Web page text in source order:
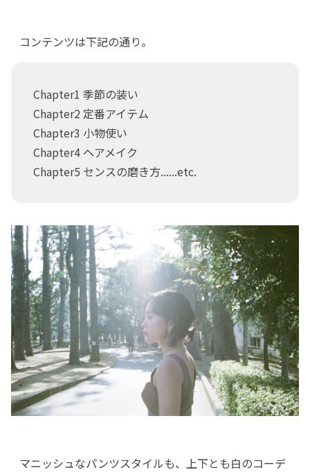
コンテンツは下記の通り。
Chapter1 季節の装い
Chapter2 定番アイテム
Chapter3 小物使い
Chapter4 ヘアメイク
Chapter5 センスの磨き方......etc.
マニッシュなパンツスタイルも、上下とも白のコーデ